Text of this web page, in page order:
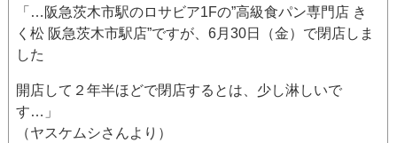
「…阪急茨木市駅のロサビア1Fの”高級食パン専門店 き
く松 阪急茨木市駅店”ですが、6月30日（金）で閉店しま
した
開店して２年半ほどで閉店するとは、少し淋しいで
す…」
（ヤスケムシさんより）